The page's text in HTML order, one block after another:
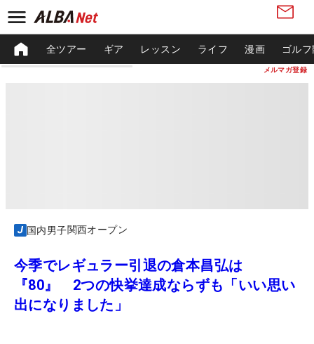
メルマガ登録
全ツアー ギア レッスン ライフ 漫画 ゴル
国内男子関西オープン
今季でレギュラー引退の倉本昌弘は
『80』 2つの快挙達成ならずも「いい思い
出になりました」